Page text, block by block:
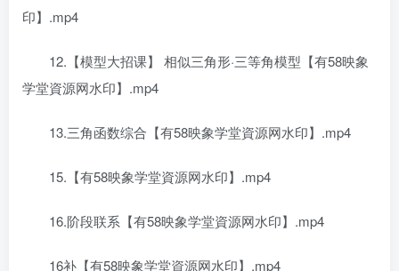
印】.mp4
12.【模型大招课】 相似三角形·三等角模型【有58映象
学堂資源网水印】.mp4
13.三角函数综合【有58映象学堂資源网水印】.mp4
15.【有58映象学堂資源网水印】.mp4
16.阶段联系【有58映象学堂資源网水印】.mp4
16补【有58映象学堂資源网水印】.mp4